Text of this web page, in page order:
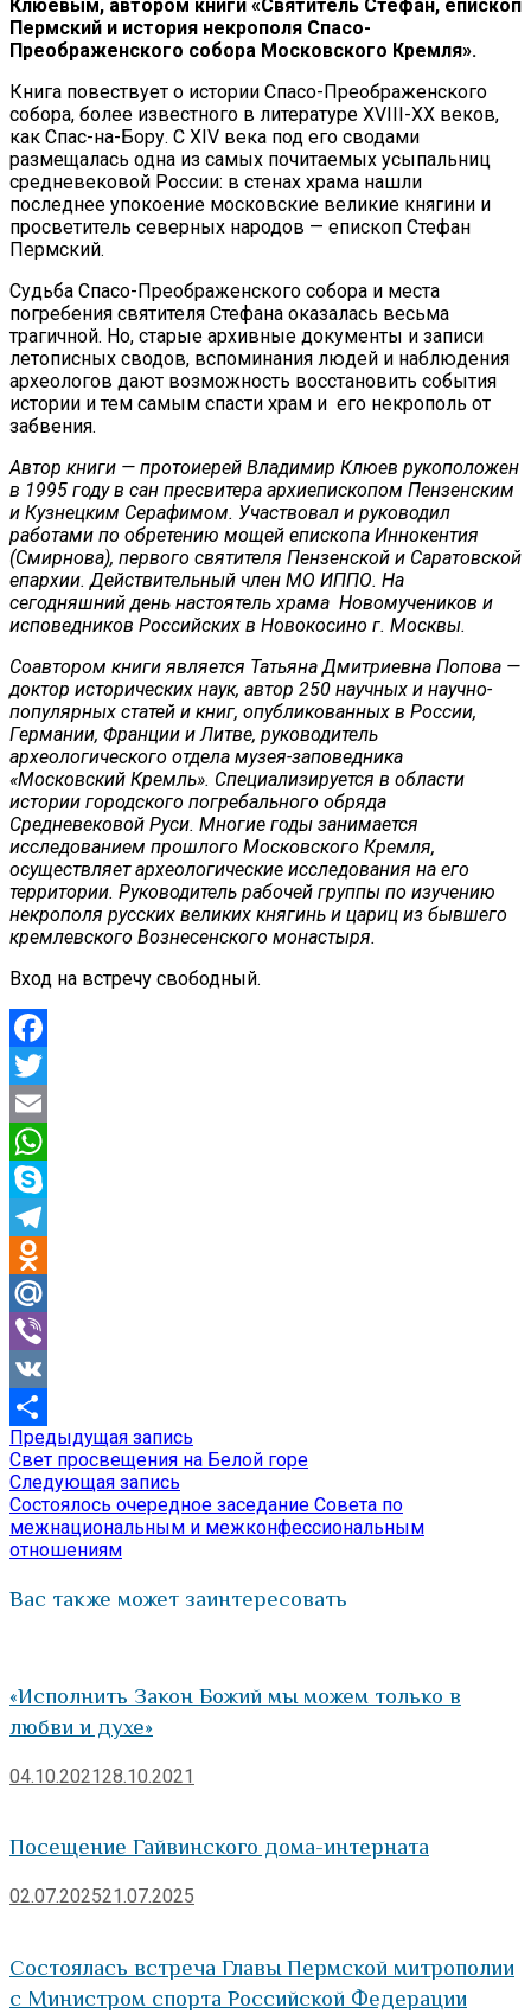
Клюевым, автором книги «Святитель Стефан, епископ
Пермский и история некрополя Спасо-
Преображенского собора Московского Кремля».
Книга повествует о истории Спасо-Преображенского
собора, более известного в литературе XVIII-XX веков,
как Спас-на-Бору. С XIV века под его сводами
размещалась одна из самых почитаемых усыпальниц
средневековой России: в стенах храма нашли
последнее упокоение московские великие княгини и
просветитель северных народов — епископ Стефан
Пермский.
Судьба Спасо-Преображенского собора и места
погребения святителя Стефана оказалась весьма
трагичной. Но, старые архивные документы и записи
летописных сводов, вспоминания людей и наблюдения
археологов дают возможность восстановить события
истории и тем самым спасти храм и его некрополь от
забвения.
Автор книги — протоиерей Владимир Клюев рукоположен
в 1995 году в сан пресвитера архиепископом Пензенским
и Кузнецким Серафимом. Участвовал и руководил
работами по обретению мощей епископа Иннокентия
(Смирнова), первого святителя Пензенской и Саратовской
епархии. Действительный член МО ИППО. На
сегодняшний день настоятель храма Новомучеников и
исповедников Российских в Новокосино г. Москвы.
Соавтором книги является Татьяна Дмитриевна Попова —
доктор исторических наук, автор 250 научных и научно-
популярных статей и книг, опубликованных в России,
Германии, Франции и Литве, руководитель
археологического отдела музея-заповедника
«Московский Кремль». Специализируется в области
истории городского погребального обряда
Средневековой Руси. Многие годы занимается
исследованием прошлого Московского Кремля,
осуществляет археологические исследования на его
территории. Руководитель рабочей группы по изучению
некрополя русских великих княгинь и цариц из бывшего
кремлевского Вознесенского монастыря.
Вход на встречу свободный.
Facebook
Twitter
Email
WhatsApp
Skype
Telegram
Odnoklassniki
Mail.Ru
Viber
VK
Отправить
Навигация
по
записям
Предыдущая запись
запись:
Свет просвещения на Белой горе
Следующая запись
запись:
Состоялось очередное заседание Совета по
межнациональным и межконфессиональным
отношениям
Вас также может заинтересовать
«Исполнить Закон Божий мы можем только в
любви и духе»
04.10.202128.10.2021
Посещение Гайвинского дома-интерната
02.07.202521.07.2025
Состоялась встреча Главы Пермской митрополии
с Министром спорта Российской Федерации